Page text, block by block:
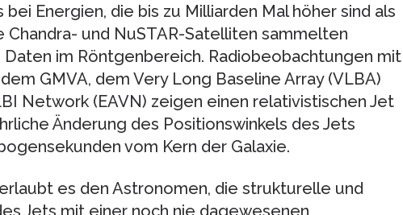
Energien, die bis zu Milliarden Mal höher sind als
Chandra- und NuSTAR-Satelliten sammelten
im Röntgenbereich. Radiobeobachtungen mit
GMVA, dem Very Long Baseline Array (VLBA)
Network (EAVN) zeigen einen relativistischen Jet
Änderung des Positionswinkels des Jets
vom Kern der Galaxie.
es den Astronomen, die strukturelle und